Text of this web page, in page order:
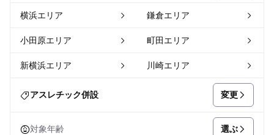
横浜エリア 鎌倉エリア
小田原エリア 町田エリア
新横浜エリア 川崎エリア
アスレチック併設 変更
対象年齢 選ぶ